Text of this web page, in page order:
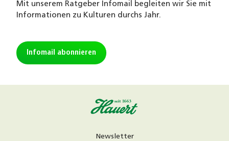
Mit unserem Ratgeber Infomail begleiten wir Sie mit
Informationen zu Kulturen durchs Jahr.
Infomail abonnieren
Newsletter